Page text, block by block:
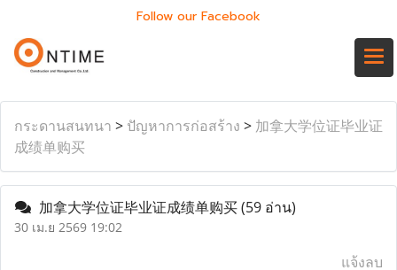
Follow our Facebook
กระดานสนทนา > ปัญหาการก่อสร้าง > 加拿大学位证毕业证
成绩单购买
加拿大学位证毕业证成绩单购买(59 อ่าน)
30 เม.ย 2569 19:02
แจ้งลบ